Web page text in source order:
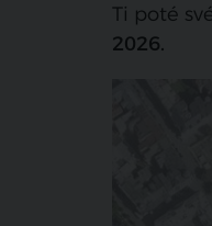
Ti poté
2026.